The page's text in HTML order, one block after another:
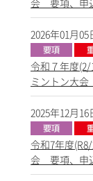
会 要項、申
2026年01月05
令和７年度
ミントン大
2025年12月16
令和7年度
会 要項、申